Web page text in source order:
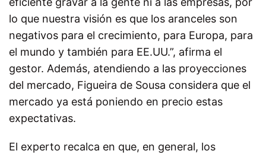
lo que nuestra visión es que los aranceles son
negativos para el crecimiento, para Europa, para
el mundo y también para EE.UU.”, afirma el
gestor. Además, atendiendo a las proyecciones
del mercado, Figueira de Sousa considera que el
mercado ya está poniendo en precio estas
expectativas.
El experto recalca en que, en general, los